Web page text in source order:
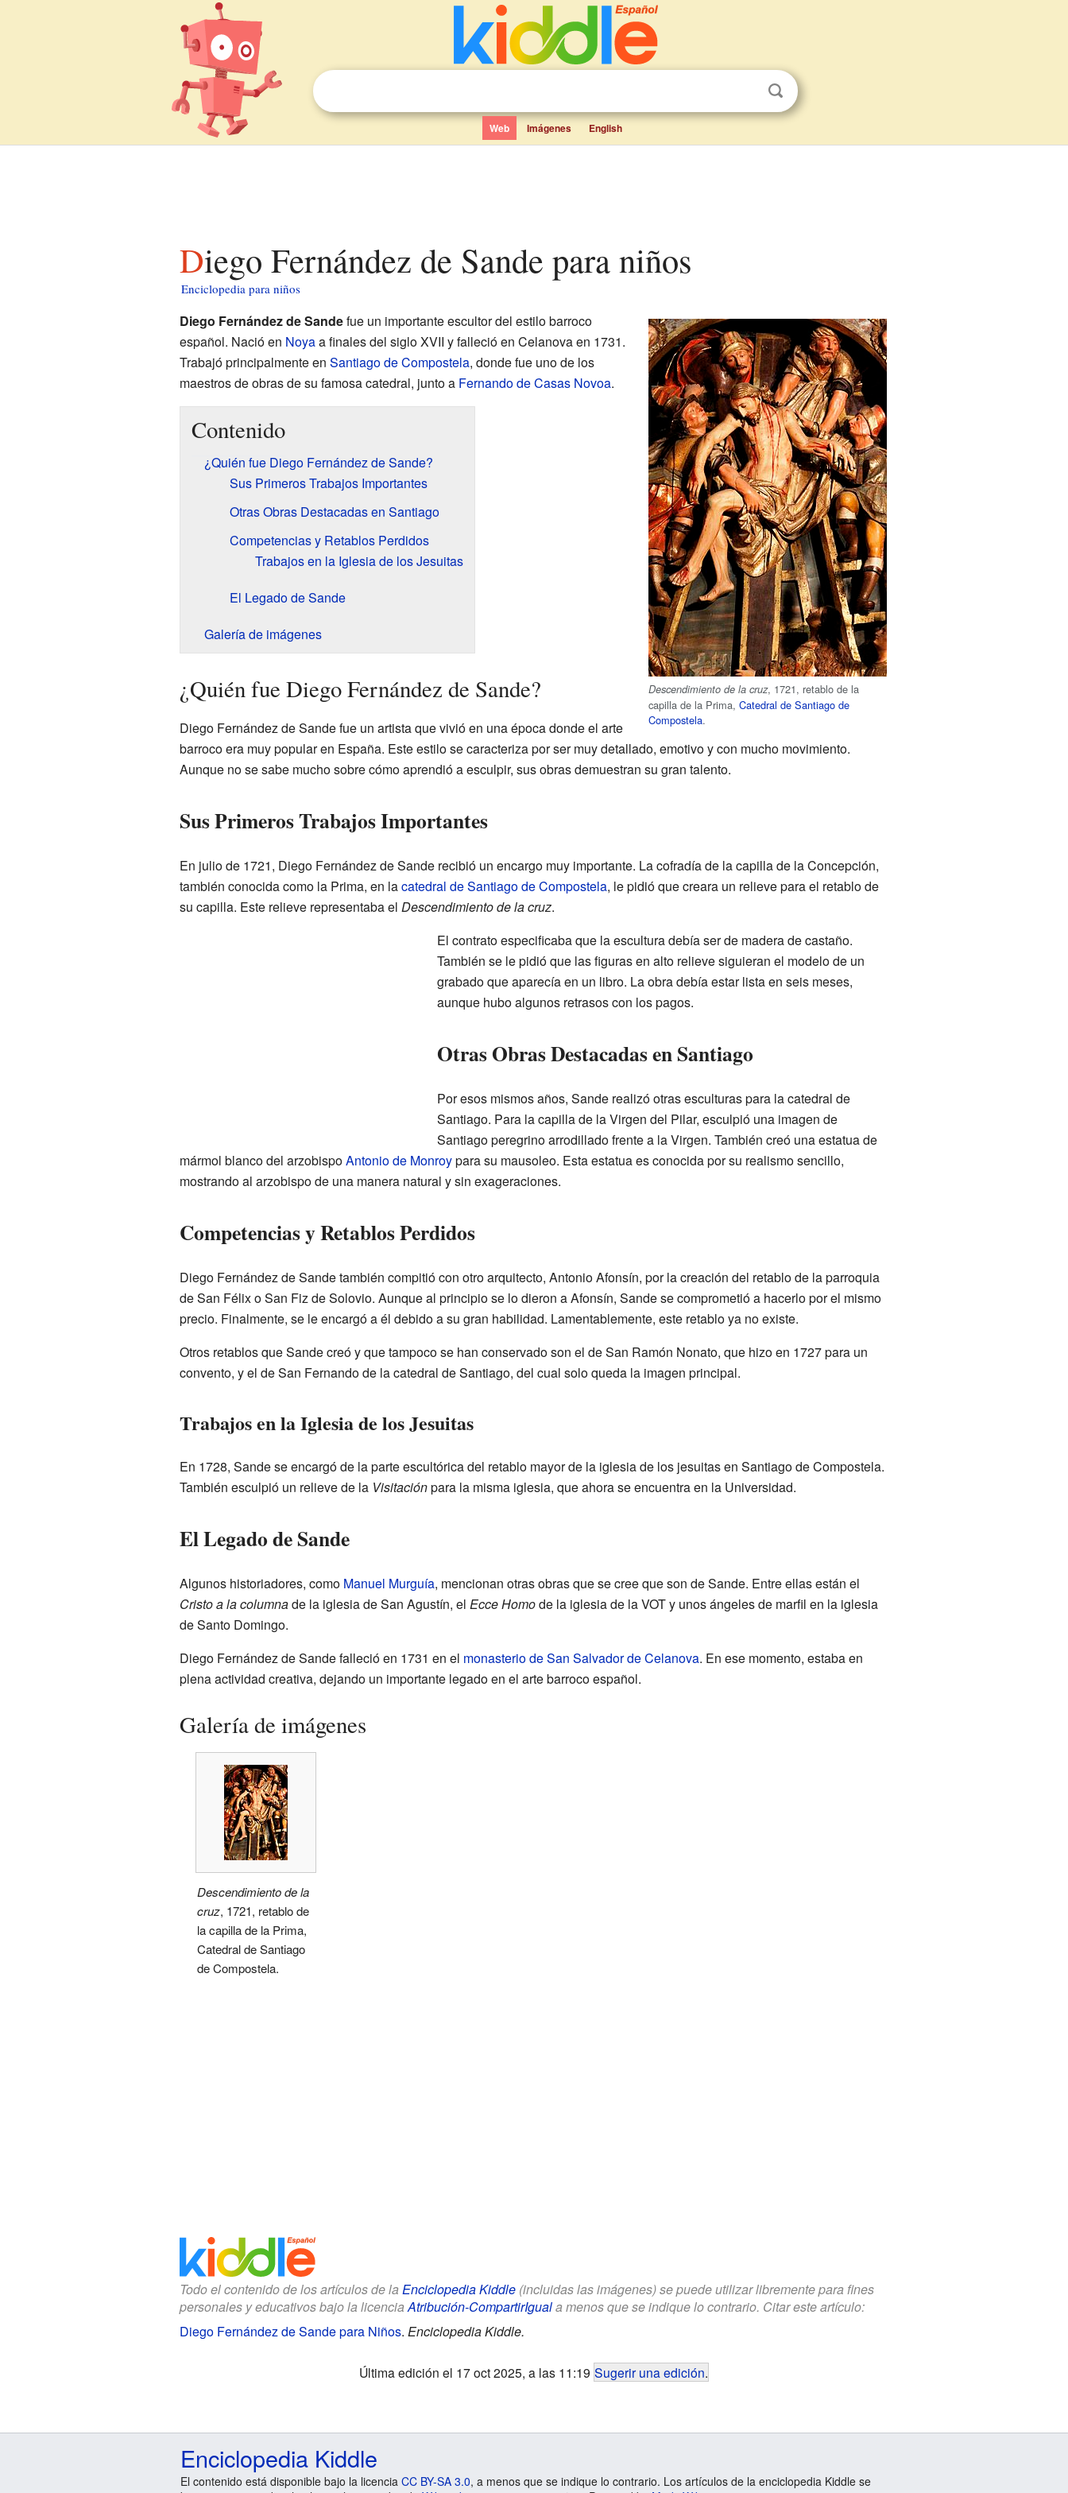
Web Imágenes English
Diego Fernández de Sande para niños
Enciclopedia para niños
Descendimiento de la cruz, 1721, retablo de la
capilla de la Prima,Catedral de Santiago de
Compostela.
Diego Fernández de Sandefue un importante escultor del estilo barroco
español. Nació en Noyaa finales del siglo XVII y falleció en Celanova en 1731.
Trabajó principalmente en Santiago de Compostela, donde fue uno de los
maestros de obras de su famosa catedral, junto a Fernando de Casas Novoa.
Contenido
¿Quién fue Diego Fernández de Sande?
Sus Primeros Trabajos Importantes
Otras Obras Destacadas en Santiago
Competencias y Retablos Perdidos
Trabajos en la Iglesia de los Jesuitas
El Legado de Sande
Galería de imágenes
¿Quién fue Diego Fernández de Sande?
Diego Fernández de Sande fue un artista que vivió en una época donde el arte
barroco era muy popular en España. Este estilo se caracteriza por ser muy detallado, emotivo y con mucho movimiento.
Aunque no se sabe mucho sobre cómo aprendió a esculpir, sus obras demuestran su gran talento.
Sus Primeros Trabajos Importantes
En julio de 1721, Diego Fernández de Sande recibió un encargo muy importante. La cofradía de la capilla de la Concepción,
también conocida como la Prima, en lacatedral de Santiago de Compostela, le pidió que creara un relieve para el retablo de
su capilla. Este relieve representaba el Descendimiento de la cruz.
El contrato especificaba que la escultura debía ser de madera de castaño.
También se le pidió que las figuras en alto relieve siguieran el modelo de un
grabado que aparecía en un libro. La obra debía estar lista en seis meses,
aunque hubo algunos retrasos con los pagos.
Otras Obras Destacadas en Santiago
Por esos mismos años, Sande realizó otras esculturas para la catedral de
Santiago. Para la capilla de la Virgen del Pilar, esculpió una imagen de
Santiago peregrino arrodillado frente a la Virgen. También creó una estatua de
mármol blanco del arzobispoAntonio de Monroypara su mausoleo. Esta estatua es conocida por su realismo sencillo,
mostrando al arzobispo de una manera natural y sin exageraciones.
Competencias y Retablos Perdidos
Diego Fernández de Sande también compitió con otro arquitecto, Antonio Afonsín, por la creación del retablo de la parroquia
de San Félix o San Fiz de Solovio. Aunque al principio se lo dieron a Afonsín, Sande se comprometió a hacerlo por el mismo
precio. Finalmente, se le encargó a él debido a su gran habilidad. Lamentablemente, este retablo ya no existe.
Otros retablos que Sande creó y que tampoco se han conservado son el de San Ramón Nonato, que hizo en 1727 para un
convento, y el de San Fernando de la catedral de Santiago, del cual solo queda la imagen principal.
Trabajos en la Iglesia de los Jesuitas
En 1728, Sande se encargó de la parte escultórica del retablo mayor de la iglesia de los jesuitas en Santiago de Compostela.
También esculpió un relieve de la Visitaciónpara la misma iglesia, que ahora se encuentra en la Universidad.
El Legado de Sande
Algunos historiadores, como Manuel Murguía, mencionan otras obras que se cree que son de Sande. Entre ellas están el
Cristo a la columnade la iglesia de San Agustín, el Ecce Homode la iglesia de la VOT y unos ángeles de marfil en la iglesia
de Santo Domingo.
Diego Fernández de Sande falleció en 1731 en el monasterio de San Salvador de Celanova. En ese momento, estaba en
plena actividad creativa, dejando un importante legado en el arte barroco español.
Galería de imágenes
Descendimiento de la
cruz, 1721, retablo de
la capilla de la Prima,
Catedral de Santiago
de Compostela.
Todo el contenido de los artículos de la Enciclopedia Kiddle(incluidas las imágenes) se puede utilizar libremente para fines
personales y educativos bajo la licencia Atribución-CompartirIguala menos que se indique lo contrario. Citar este artículo:
Diego Fernández de Sande para Niños. Enciclopedia Kiddle.
Última edición el 17 oct 2025, a las 11:19 Sugerir una edición.
Enciclopedia Kiddle
El contenido está disponible bajo la licencia CC BY-SA 3.0, a menos que se indique lo contrario. Los artículos de la enciclopedia Kiddle se